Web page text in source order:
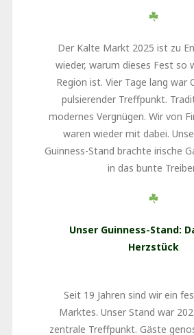
Der Kalte Markt 2025 ist zu
wieder, warum dieses Fest so
Region ist. Vier Tage lang war
pulsierender Treffpunkt.
modernes Vergnügen. Wir von
waren wieder mit dabei.
Guinness-Stand brachte irische
in das bunte
Unser Guinness-Stand:
Herzstück
Seit 19 Jahren sind wir ein
Marktes. Unser Stand war
zentrale Treffpunkt. Gäste